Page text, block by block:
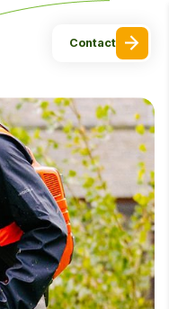
Contact